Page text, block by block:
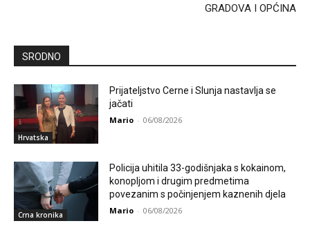
GRADOVA I OPĆINA
SRODNO
Hrvatska
Prijateljstvo Cerne i Slunja nastavlja se
jačati
Mario - 06/08/2026
Crna kronika
Policija uhitila 33-godišnjaka s kokainom,
konopljom i drugim predmetima
povezanim s počinjenjem kaznenih djela
Mario - 06/08/2026